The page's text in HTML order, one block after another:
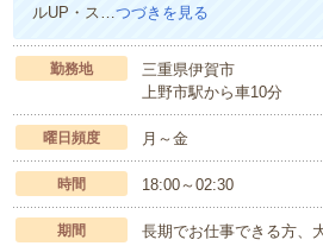
ルUP・ス…つづきを見る
勤務地
三重県伊賀市
上野市駅から車10分
曜日頻度 月～金
時間 18:00～02:30
期間 長期でお仕事できる方、